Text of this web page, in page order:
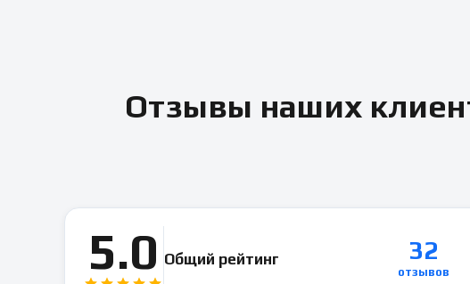
Отзывы наших
5.0 Общий рейтинг 32
отзывов